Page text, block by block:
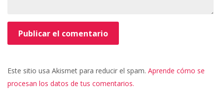
Este sitio usa Akismet para reducir el spam. Aprende cómo se
procesan los datos de tus comentarios.